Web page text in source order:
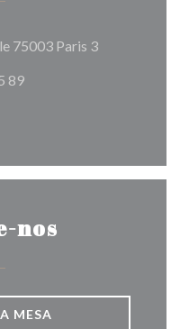
75003 Paris 3((abre numa
89
((abre numa nova
nos
MESA